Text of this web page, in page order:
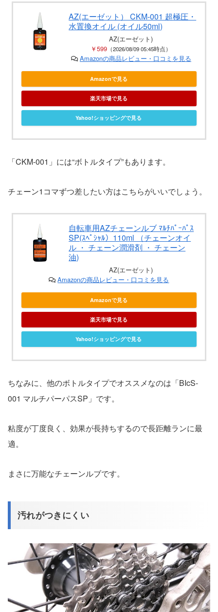
AZ(エーゼット） CKM-001 超極圧・
水置換オイル (オイル50ml)
AZ(エーゼット)
￥599 （2026/08/09 05:45時点）
Amazonの商品レビュー・口コミを見る
Amazonで見る
楽天市場で見る
Yahoo!ショッピングで見る
「CKM-001」には“ボトルタイプ”もあります。
チェーン1コマずつ差したい方はこちらがいいでしょう。
自転車用AZチェーンルブ ﾏﾙﾁﾊﾟｰﾊﾟｽ
SP(ｽﾍﾟｼｬﾙ）110ml （チェーンオイ
ル ・ チェーン潤滑剤 ・ チェーン
油)
AZ(エーゼット)
Amazonの商品レビュー・口コミを見る
Amazonで見る
楽天市場で見る
Yahoo!ショッピングで見る
ちなみに、他のボトルタイプでオススメなのは「BIcS-
001 マルチパーパスSP」です。
粘度が丁度良く、効果が長持ちするので長距離ランに最
適。
まさに万能なチェーンルブです。
汚れがつきにくい